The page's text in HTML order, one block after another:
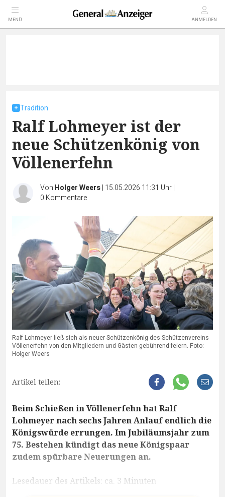
MENÜ ANMELDEN
Tradition
Ralf Lohmeyer ist der
neue Schützenkönig von
Völlenerfehn
Von Holger Weers| 15.05.2026 11:31 Uhr|
0 Kommentare
Ralf Lohmeyer ließ sich als neuer Schützenkönig des Schützenvereins
Völlenerfehn von den Mitgliedern und Gästen gebührend feiern. Foto:
Holger Weers
Artikel teilen:
Beim Schießen in Völlenerfehn hat Ralf
Lohmeyer nach sechs Jahren Anlauf endlich die
Königswürde errungen. Im Jubiläumsjahr zum
75. Bestehen kündigt das neue Königspaar
zudem spürbare Neuerungen an.
Lesedauer des Artikels: ca. 3 Minuten